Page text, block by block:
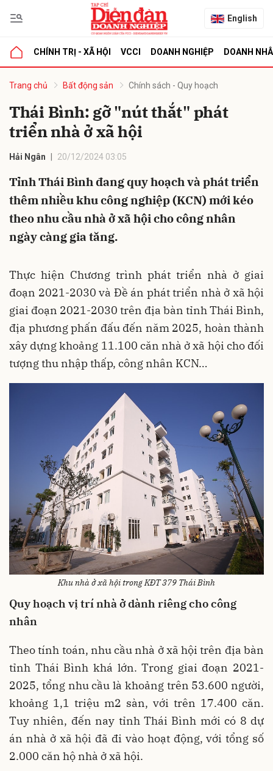
English
CHÍNH TRỊ - XÃ HỘI VCCI DOANH NGHIỆP DOANH
Trang chủ Bất động sản Chính sách - Quy hoạch
Thái Bình: gỡ "nút thắt" phát
triển nhà ở xã hội
Hải Ngân 20/12/2024 03:05
Tỉnh Thái Bình đang quy hoạch và phát triển
thêm nhiều khu công nghiệp (KCN) mới kéo
theo nhu cầu nhà ở xã hội cho công nhân
ngày càng gia tăng.
Thực hiện Chương trình phát triển nhà ở giai
đoạn 2021-2030 và Đề án phát triển nhà ở xã hội
giai đoạn 2021-2030 trên địa bàn tỉnh Thái Bình,
địa phương phấn đấu đến năm 2025, hoàn thành
xây dựng khoảng 11.100 căn nhà ở xã hội cho đối
tượng thu nhập thấp, công nhân KCN…
Khu nhà ở xã hội trong KĐT 379 Thái Bình
Quy hoạch vị trí nhà ở dành riêng cho công
nhân
Theo tính toán, nhu cầu nhà ở xã hội trên địa bàn
tỉnh Thái Bình khá lớn. Trong giai đoạn 2021-
2025, tổng nhu cầu là khoảng trên 53.600 người,
khoảng 1,1 triệu m2 sàn, với trên 17.400 căn.
Tuy nhiên, đến nay tỉnh Thái Bình mới có 8 dự
án nhà ở xã hội đã đi vào hoạt động, với tổng số
2.000 căn hộ nhà ở xã hội.
luận
Hủy